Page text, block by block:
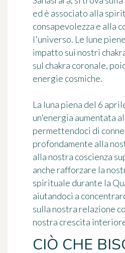
ed è associato alla
consapevolezza e alla
l'universo. Le lune
impatto sui nostri
sul chakra coronale,
energie cosmiche.
La luna piena del 6
un'energia aumentata
permettendoci di
profondamente alla
alla nostra coscienza
anche rafforzare la
spirituale durante la
aiutandoci a
sulla nostra relazione
nostra crescita
CIÒ CHE